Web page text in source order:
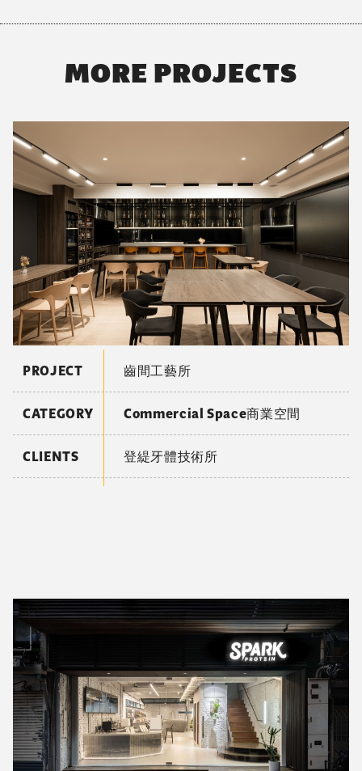
這不僅是視覺上的簡約時尚，而是透過材質、燈光、動線
業並存的品牌空間。
01 / 08
MORE PROJECTS